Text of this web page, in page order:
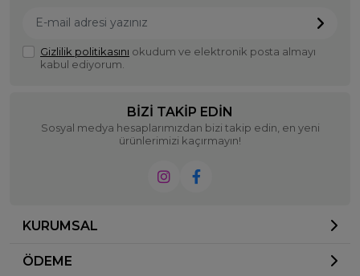
Gizlilik politikasını okudum ve elektronik posta almayı
kabul ediyorum.
BIZI TAKIP EDIN
Sosyal medya hesaplarımızdan bizi takip edin, en yeni
ürünlerimizi kaçırmayın!
KURUMSAL
ÖDEME